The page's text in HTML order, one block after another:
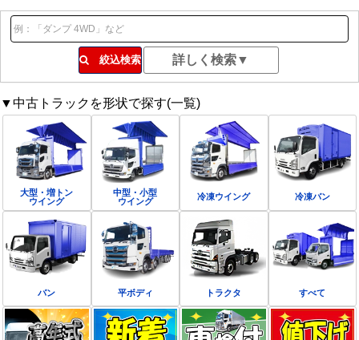
絞込検索
▼中古トラックを形状で探す(一覧)
大型・増トン
ウイング
中型・小型
ウイング
冷凍ウイング 冷凍バン
バン 平ボディ トラクタ すべて